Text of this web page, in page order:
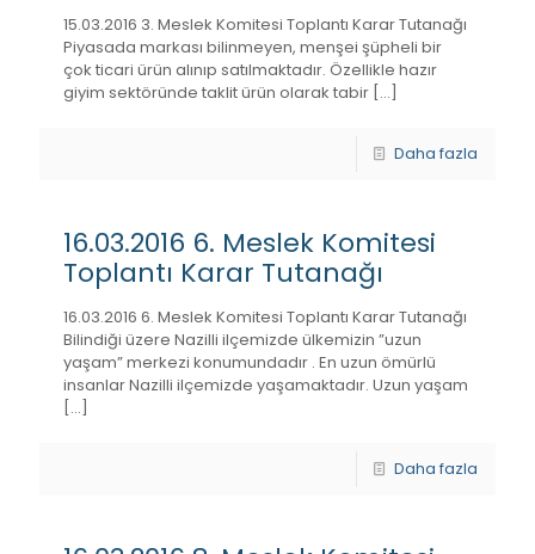
15.03.2016 3. Meslek Komitesi Toplantı Karar Tutanağı
Piyasada markası bilinmeyen, menşei şüpheli bir
çok ticari ürün alınıp satılmaktadır. Özellikle hazır
giyim sektöründe taklit ürün olarak tabir […]
Daha fazla
16.03.2016 6. Meslek Komitesi
Toplantı Karar Tutanağı
16.03.2016 6. Meslek Komitesi Toplantı Karar Tutanağı
Bilindiği üzere Nazilli ilçemizde ülkemizin ”uzun
yaşam” merkezi konumundadır . En uzun ömürlü
insanlar Nazilli ilçemizde yaşamaktadır. Uzun yaşam
[…]
Daha fazla